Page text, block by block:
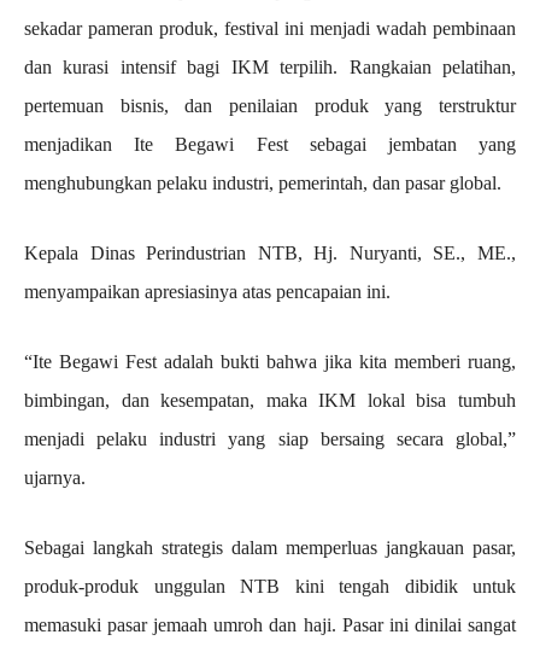
sekadar pameran produk, festival ini menjadi wadah pembinaan
dan kurasi intensif bagi IKM terpilih. Rangkaian pelatihan,
pertemuan bisnis, dan penilaian produk yang terstruktur
menjadikan Ite Begawi Fest sebagai jembatan yang
menghubungkan pelaku industri, pemerintah, dan pasar global.
Kepala Dinas Perindustrian NTB, Hj. Nuryanti, SE., ME.,
menyampaikan apresiasinya atas pencapaian ini.
“Ite Begawi Fest adalah bukti bahwa jika kita memberi ruang,
bimbingan, dan kesempatan, maka IKM lokal bisa tumbuh
menjadi pelaku industri yang siap bersaing secara global,”
ujarnya.
Sebagai langkah strategis dalam memperluas jangkauan pasar,
produk-produk unggulan NTB kini tengah dibidik untuk
memasuki pasar jemaah umroh dan haji. Pasar ini dinilai sangat